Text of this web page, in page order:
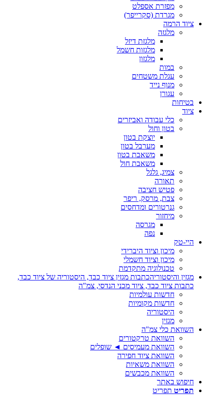
מפזרת אספלט
מגרדת (סקרייפר)
ציוד הרמה
מלגזה
מלגזת דיזל
מלגזות חשמל
מלגזון
במות
עגלת משטחים
מנוף נייד
עגורן
בטיחות
ציוד
כלי עבודה ואביזרים
בטון וחול
יוצקת בטון
מערבל בטון
משאבת בטון
משאבת חול
צמיג, גלגל
תאורה
פטיש חציבה
צבת, מרסק, ריפר
גנרטורים ומדחסים
מיחזור
מגרסה
נפה
היי-טק
מיכון וציוד היברידי
מיכון וציוד חשמלי
טכנולוגיה מתקדמת
מגזין והיסטוריהכתבות מגזין ציוד כבד, היסטוריה של ציוד כבד,
כתבות ציוד כבד, ציוד מכני הנדסי, צמ"ה
חדשות עולמיות
חדשות מקומיות
היסטוריה
מגזין
השוואת כלי צמ"ה
השוואת טרקטורים
השוואת מעמיסים ◄ שופלים
השוואת ציוד חפירה
השוואת משאיות
השוואת מכבשים
חיפוש באתר
תפריט תפריט